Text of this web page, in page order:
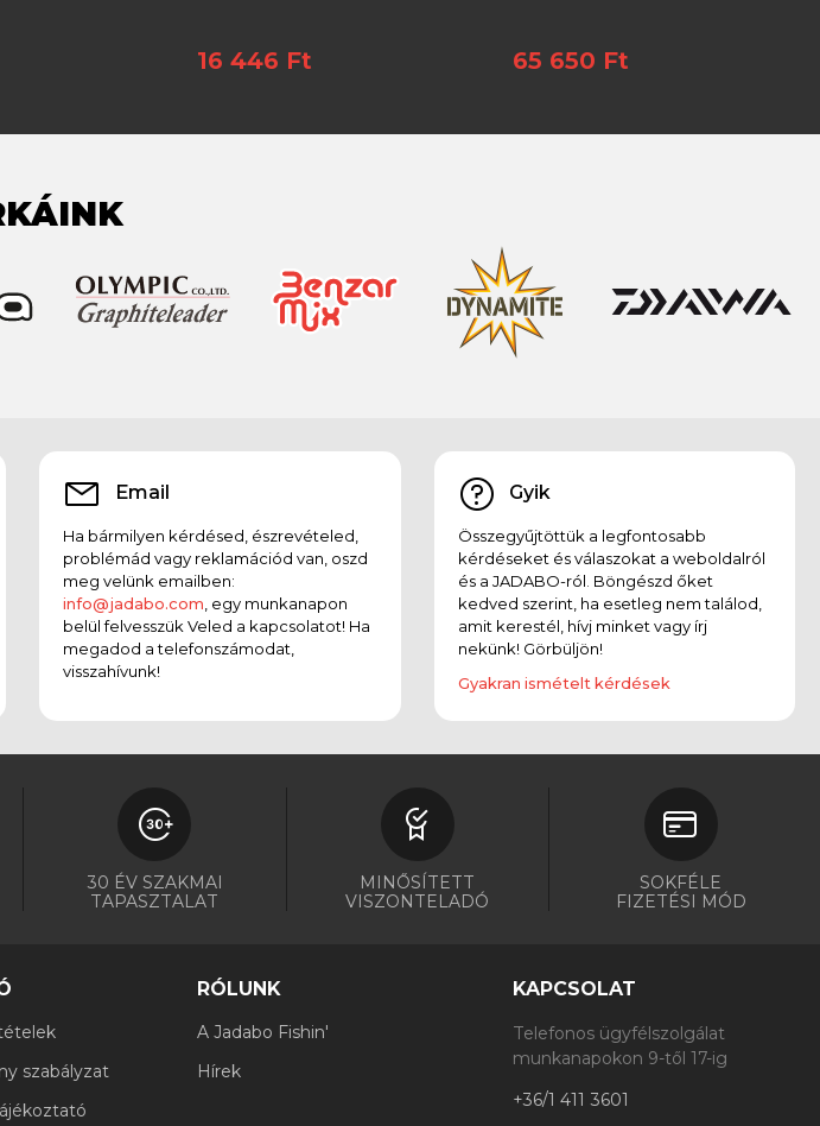
16 446 Ft 65 650 Ft
Email
Ha bármilyen kérdésed, észrevételed,
problémád vagy reklamációd van, oszd
meg velünk emailben:
info@jadabo.com , egy munkanapon
belül felvesszük Veled a kapcsolatot! Ha
megadod a telefonszámodat,
visszahívunk!
Gyik
Összegyűjtöttük a legfontosabb
kérdéseket és válaszokat a weboldalról
és a JADABO-ról. Böngészd őket
kedved szerint, ha esetleg nem találod,
amit kerestél, hívj minket vagy írj
nekünk! Görbüljön!
Gyakran ismételt kérdések
30 ÉV SZAKMAI
TAPASZTALAT
MINŐSÍTETT
VISZONTELADÓ
SOKFÉLE
FIZETÉSI MÓD
szabályzat
RÓLUNK
A Jadabo Fishin'
Hírek
KAPCSOLAT
Telefonos ügyfélszolgálat
munkanapokon 9-től 17-ig
+36/1 411 3601